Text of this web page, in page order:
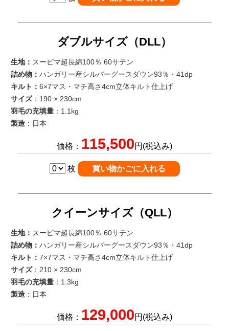
ダブルサイズ（DLL）
生地： スーピマ超長綿100％ 60サテン
詰め物：ハンガリー産シルバーグースダウン93％・41dp
キルト：6×7マス・マチ高さ4cm立体キルト仕上げ
サイズ：190 × 230cm
羽毛の充填量 ：1.1kg
製造 ：日本
価格： 115,500円(税込み)
枚
クイーンサイズ（QLL）
生地： スーピマ超長綿100％ 60サテン
詰め物：ハンガリー産シルバーグースダウン93％・41dp
キルト：7×7マス・マチ高さ4cm立体キルト仕上げ
サイズ：210 × 230cm
羽毛の充填量 ：1.3kg
製造 ：日本
価格： 129,000円(税込み)